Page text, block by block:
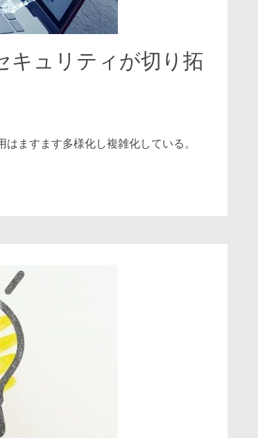
キュリティが切り拓
ますます多様化し複雑化している。